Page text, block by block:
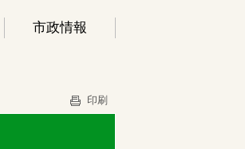
市政情報
印刷